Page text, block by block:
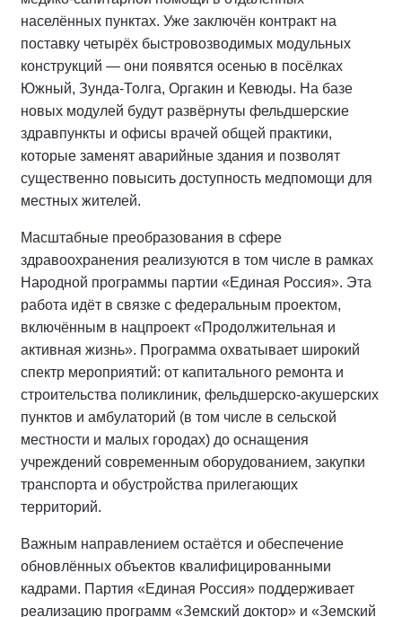
населённых пунктах. Уже заключён контракт на
поставку четырёх быстровозводимых модульных
конструкций — они появятся осенью в посёлках
Южный, Зунда‑Толга, Оргакин и Кевюды. На базе
новых модулей будут развёрнуты фельдшерские
здравпункты и офисы врачей общей практики,
которые заменят аварийные здания и позволят
существенно повысить доступность медпомощи для
местных жителей.
Масштабные преобразования в сфере
здравоохранения реализуются в том числе в рамках
Народной программы партии «Единая Россия». Эта
работа идёт в связке с федеральным проектом,
включённым в нацпроект «Продолжительная и
активная жизнь». Программа охватывает широкий
спектр мероприятий: от капитального ремонта и
строительства поликлиник, фельдшерско‑акушерских
пунктов и амбулаторий (в том числе в сельской
местности и малых городах) до оснащения
учреждений современным оборудованием, закупки
транспорта и обустройства прилегающих
территорий.
Важным направлением остаётся и обеспечение
обновлённых объектов квалифицированными
кадрами. Партия «Единая Россия» поддерживает
реализацию программ «Земский доктор» и «Земский